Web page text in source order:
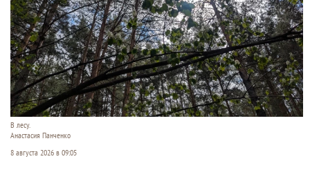
В лесу.
Анастасия Панченко
8 августа 2026 в 09:05